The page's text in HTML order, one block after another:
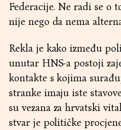
Federacije. Ne radi se o
nije nego da nema
Rekla je kako između
unutar HNS-a postoji
kontakte s kojima
stranke imaju iste
su vezana za hrvatski
stvar je političke